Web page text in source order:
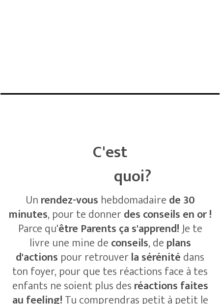
C'est
quoi?
Unrendez-vous hebdomadairede 30
minutes, pour te donnerdes conseils en or !
Parce qu'être Parents ça s'apprend!Je te
livre une mine deconseils, deplans
d'actions pour retrouverla sérénitédans
ton foyer, pour que tes réactions face à tes
enfants ne soient plus desréactions faites